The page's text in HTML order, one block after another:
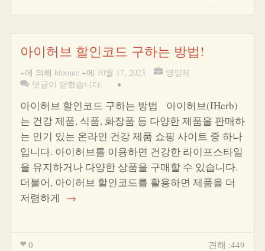
아이허브 할인코드 구하는 방법!
~에 의해 bloome ~에 10월 17, 2023
영양제
댓글이 닫혔습니다.
•
아이허브 할인코드 구하는 방법 아이허브(IHerb)
는 건강 제품, 식품, 화장품 등 다양한 제품을 판매하
는 인기 있는 온라인 건강 제품 쇼핑 사이트 중 하나
입니다. 아이허브를 이용하면 건강한 라이프스타일
을 유지하거나 다양한 상품을 구매할 수 있습니다.
더불어, 아이허브 할인코드를 활용하면 제품을 더
저렴하게 →
0 견해 :449